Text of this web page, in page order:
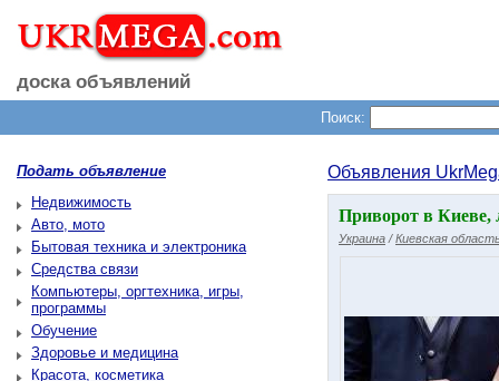
доска объявлений
Поиск:
Подать объявление
Недвижимость
Авто, мото
Бытовая техника и электроника
Средства связи
Компьютеры, оргтехника, игры,
программы
Обучение
Здоровье и медицина
Красота, косметика
Объявления
Привopoт в Киеве,
Украина /Киевская